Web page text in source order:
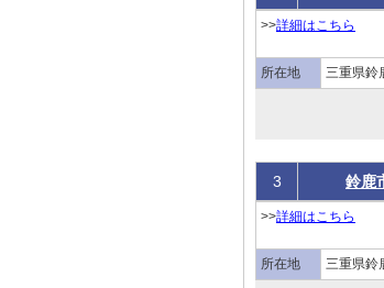
>>詳細はこちら
所在地 三重県鈴
3 鈴鹿
>>詳細はこちら
所在地 三重県鈴